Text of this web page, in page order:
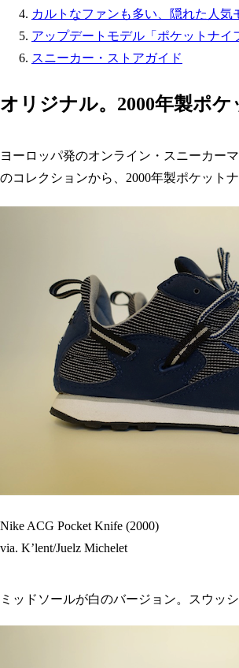
カルトなファンも多い、隠れた人気
アップデートモデル「ポケットナイ
スニーカー・ストアガイド
オリジナル。2000年製ポケ
ヨーロッパ発のオンライン・スニーカー
のコレクションから、2000年製ポケットナ
Nike ACG Pocket Knife (2000)
via. K’lent/Juelz Michelet
ミッドソールが白のバージョン。スウッ